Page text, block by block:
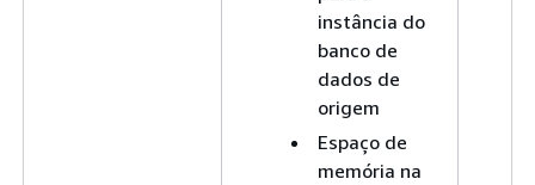
instância do
banco de
dados de
origem
Espaço de
memória na